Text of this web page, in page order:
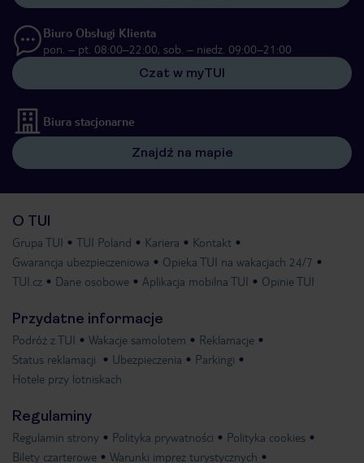
Biuro Obsługi Klienta
pon. – pt. 08:00–22:00, sob. – niedz. 09:00–21:00
Czat w myTUI
Biura stacjonarne
Znajdź na mapie
O TUI
Grupa TUI TUI Poland Kariera
Kontakt
Gwarancja ubezpieczeniowa
Opieka TUI na wakacjach 24/7
TUI.cz
Dane osobowe Aplikacja mobilna TUI Opinie TUI
Przydatne informacje
Podróż z TUI Wakacje samolotem
Reklamacje
Status reklamacji
Ubezpieczenia
Parkingi
Hotele przy lotniskach
Regulaminy
Regulamin strony Polityka prywatności
Polityka cookies
Bilety czarterowe
Warunki imprez turystycznych